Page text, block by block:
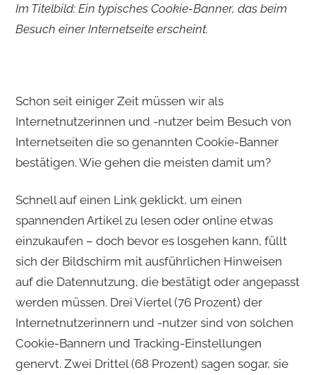
Im Titelbild: Ein typisches Cookie-Banner, das beim
Besuch einer Internetseite erscheint.
Schon seit einiger Zeit müssen wir als
Internetnutzerinnen und -nutzer beim Besuch von
Internetseiten die so genannten Cookie-Banner
bestätigen. Wie gehen die meisten damit um?
Schnell auf einen Link geklickt, um einen
spannenden Artikel zu lesen oder online etwas
einzukaufen – doch bevor es losgehen kann, füllt
sich der Bildschirm mit ausführlichen Hinweisen
auf die Datennutzung, die bestätigt oder angepasst
werden müssen. Drei Viertel (76 Prozent) der
Internetnutzerinnern und -nutzer sind von solchen
Cookie-Bannern und Tracking-Einstellungen
genervt. Zwei Drittel (68 Prozent) sagen sogar, sie